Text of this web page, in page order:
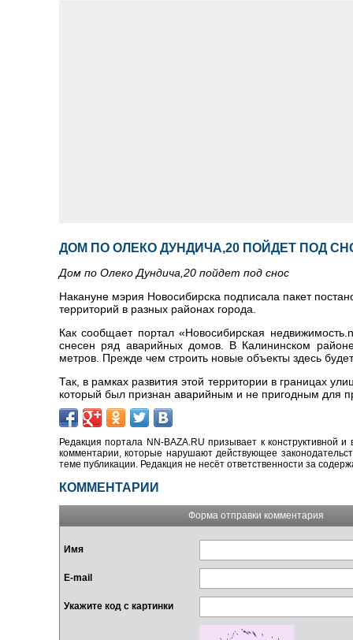
ДОМ ПО ОЛЕКО ДУНДИЧА,20 ПОЙДЕТ ПОД
Дом по Олеко Дундича,20 пойдет под снос
Накануне мэрия Новосибирска подписала пакет
территорий в разных районах города.
Как сообщает портал «Новосибирская
снесен ряд аварийных домов. В Калининском
метров. Прежде чем строить новые объекты здесь
Так, в рамках развития этой территории в границах
который был признан аварийным и не пригодным для
Редакция портала NN-BAZA.RU призывает к конструктивной
комментарии, которые нарушают действующее
теме публикации. Редакция не несёт ответственности за
КОММЕНТАРИИ
Форма отправки комментария
Имя
E-mail
Укажите код с картинки